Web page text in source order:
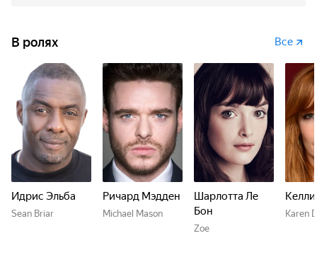
В ролях Все
Идрис Эльба
Sean Briar
Ричард Мэдден
Michael Mason
Шарлотта Ле
Бон
Zoe
Karen